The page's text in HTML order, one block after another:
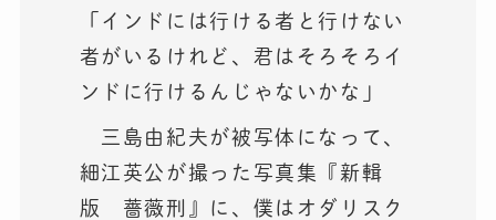
「インドには行ける者と行けない
者がいるけれど、君はそろそろイ
ンドに行けるんじゃないかな」
三島由紀夫が被写体になって、
細江英公が撮った写真集『新輯
版 薔薇刑』に、僕はオダリスク